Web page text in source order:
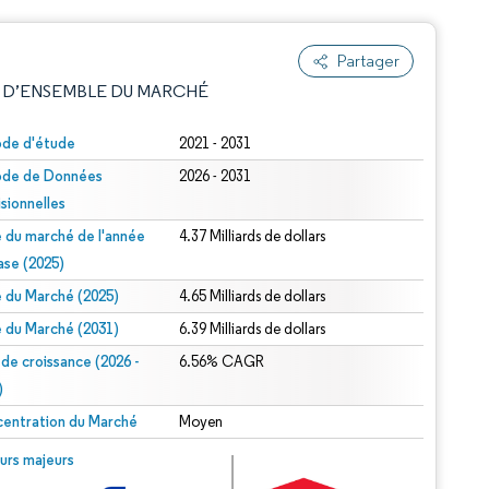
Partager
DU MARCHÉ
d'étude 2021 - 2031
de Données
2026 - 2031
du marché de l'année
(2025)
4.37 Milliards de dollars
du Marché (2025) 4.65 Milliards de dollars
du Marché (2031) 6.39 Milliards de dollars
croissance (2026 -
6.56% CAGR
du Marché Moyen
majeurs
© Mordor Intelligence. La réutilisation nécessite une attribution sous CC BY 4.0.
sous CC BY 4.0.